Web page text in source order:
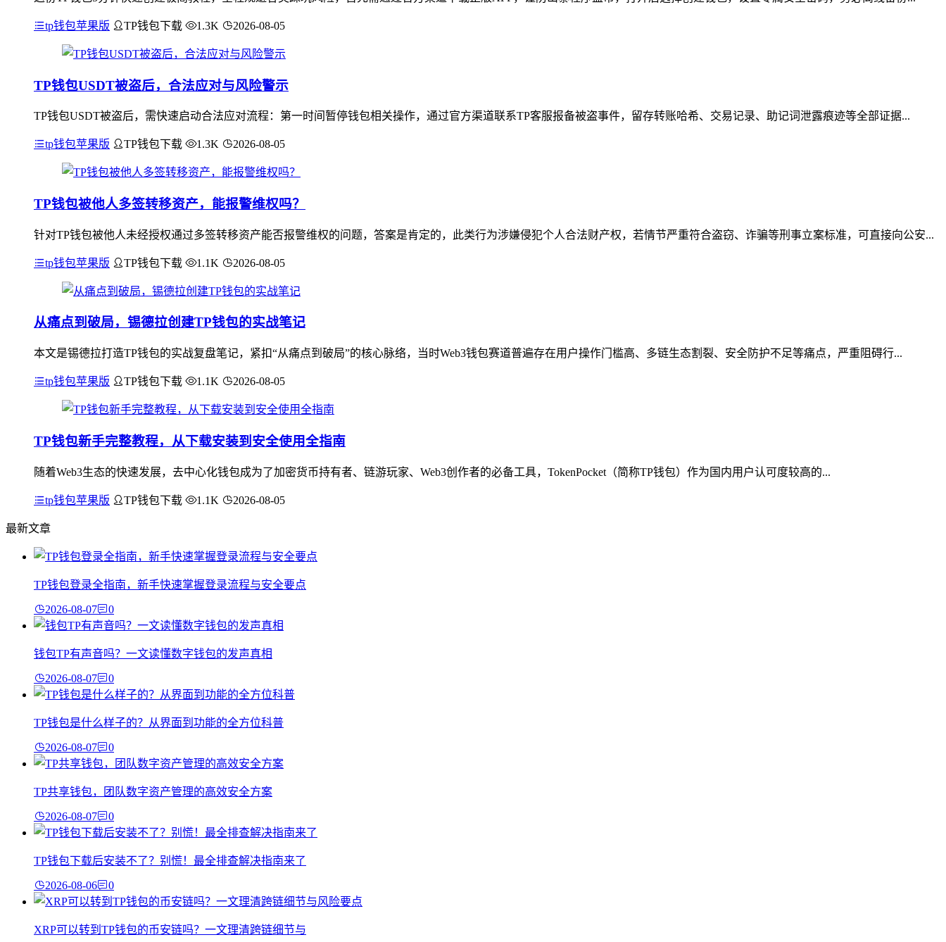
tp钱包苹果版 TP钱包下载 1.3K 2026-08-05
TP钱包USDT被盗后，合法应对与风险警示
TP钱包USDT被盗后，需快速启动合法应对流程：第一时间暂停钱包相关操作，通过官方渠道联系TP客服报备被盗事件，留存转账哈希、交易记录、助记词泄露痕迹等全部证据...
tp钱包苹果版 TP钱包下载 1.3K 2026-08-05
TP钱包被他人多签转移资产，能报警维权吗？
针对TP钱包被他人未经授权通过多签转移资产能否报警维权的问题，答案是肯定的，此类行为涉嫌侵犯个人合法财产权，若情节严重符合盗窃、诈骗等刑事立案标准，可直接向公安...
tp钱包苹果版 TP钱包下载 1.1K 2026-08-05
从痛点到破局，锡德拉创建TP钱包的实战笔记
本文是锡德拉打造TP钱包的实战复盘笔记，紧扣“从痛点到破局”的核心脉络，当时Web3钱包赛道普遍存在用户操作门槛高、多链生态割裂、安全防护不足等痛点，严重阻碍行...
tp钱包苹果版 TP钱包下载 1.1K 2026-08-05
TP钱包新手完整教程，从下载安装到安全使用全指南
随着Web3生态的快速发展，去中心化钱包成为了加密货币持有者、链游玩家、Web3创作者的必备工具，TokenPocket（简称TP钱包）作为国内用户认可度较高的...
tp钱包苹果版 TP钱包下载 1.1K 2026-08-05
最新文章
TP钱包登录全指南，新手快速掌握登录流程与安全要点
2026-08-07 0
钱包TP有声音吗？一文读懂数字钱包的发声真相
2026-08-07 0
TP钱包是什么样子的？从界面到功能的全方位科普
2026-08-07 0
TP共享钱包，团队数字资产管理的高效安全方案
2026-08-07 0
TP钱包下载后安装不了？别慌！最全排查解决指南来了
2026-08-06 0
XRP可以转到TP钱包的币安链吗？一文理清跨链细节与